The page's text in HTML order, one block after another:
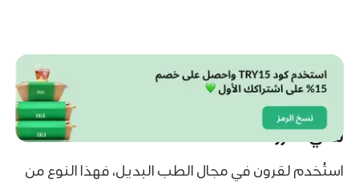
شاي الكرز
استُخدم لقرون في مجال الطب البديل، فهذا النوع من